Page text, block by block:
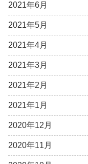
2021年6月
2021年5月
2021年4月
2021年3月
2021年2月
2021年1月
2020年12月
2020年11月